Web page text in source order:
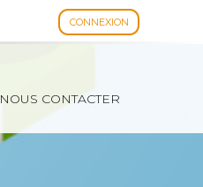
CONNEXION
NOUS CONTACTER